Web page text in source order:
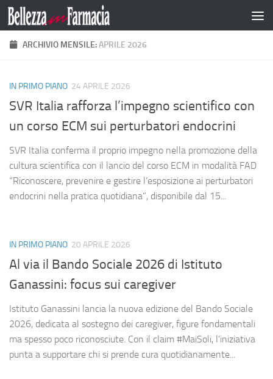
Salta al contenuto
ARCHIVIO MENSILE:APRILE 2026
IN PRIMO PIANO 24 APRILE 2026
SVR Italia rafforza l’impegno scientifico con
un corso ECM sui perturbatori endocrini
SVR Italia conferma il proprio impegno nella promozione della
cultura scientifica con il lancio del corso ECM in modalità FAD
“Riconoscere, prevenire e gestire l’esposizione ai perturbatori
endocrini nella pratica quotidiana”, disponibile dal 15...
IN PRIMO PIANO 20 APRILE 2026
Al via il Bando Sociale 2026 di Istituto
Ganassini: focus sui caregiver
Istituto Ganassini lancia la nuova edizione del Bando Sociale
2026, dedicata al sostegno dei caregiver, figure fondamentali
ma spesso poco riconosciute. Con il claim #MaiSoli, l’iniziativa
punta a supportare chi si prende cura quotidianamente...